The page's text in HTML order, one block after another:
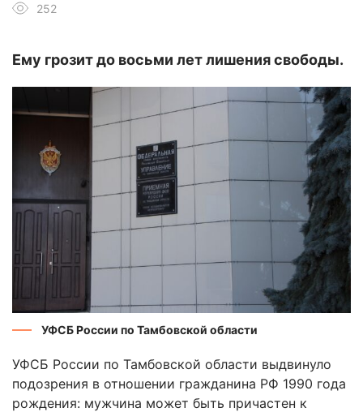
252
Ему грозит до восьми лет лишения свободы.
УФСБ России по Тамбовской области
УФСБ России по Тамбовской области выдвинуло
подозрения в отношении гражданина РФ 1990 года
рождения: мужчина может быть причастен к